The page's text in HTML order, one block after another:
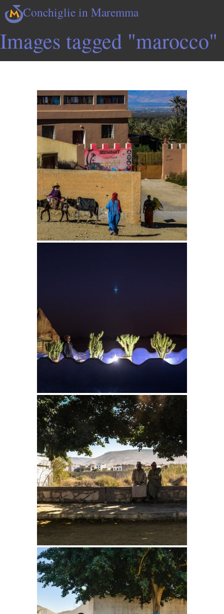
Conchiglie in Maremma
Images tagged "marocco"